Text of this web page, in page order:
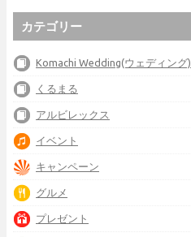
カテゴリー
Komachi Wedding(ウェディング)
くるまる
アルビレックス
イベント
キャンペーン
グルメ
プレゼント